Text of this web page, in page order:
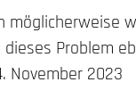
Problem
November 2023